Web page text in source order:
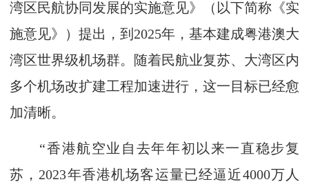
湾区民航协同发展的实施意见》（以下简称《实
施意见》）提出，到2025年，基本建成粤港澳大
湾区世界级机场群。随着民航业复苏、大湾区内
多个机场改扩建工程加速进行，这一目标已经愈
加清晰。
“香港航空业自去年年初以来一直稳步复
苏，2023年香港机场客运量已经逼近4000万人